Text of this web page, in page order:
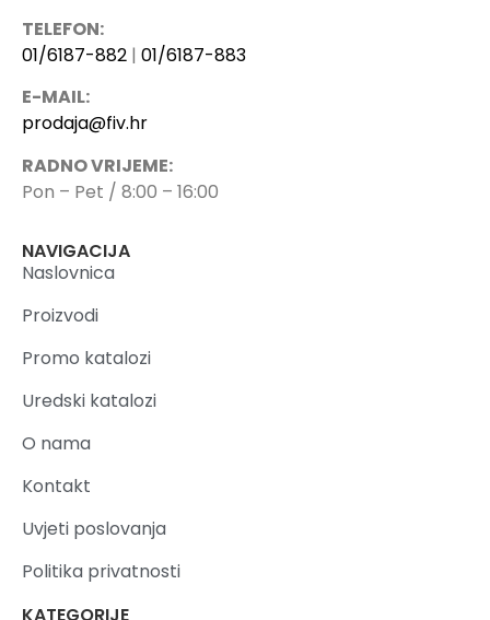
TELEFON:
01/6187-882 | 01/6187-883
E-MAIL:
prodaja@fiv.hr
RADNO VRIJEME:
Pon – Pet / 8:00 – 16:00
NAVIGACIJA
Naslovnica
Proizvodi
Promo katalozi
Uredski katalozi
O nama
Kontakt
Uvjeti poslovanja
Politika privatnosti